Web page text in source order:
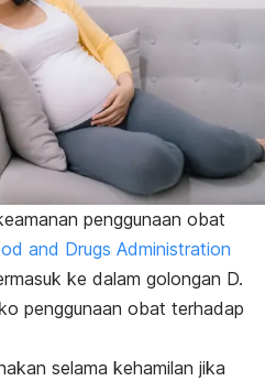
penggunaan obat
and Drugs Administration
ke dalam golongan D.
penggunaan obat terhadap
selama kehamilan jika